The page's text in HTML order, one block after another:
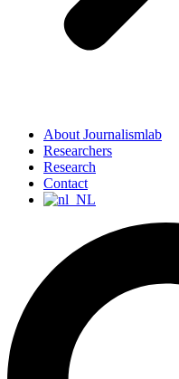
About Journalismlab
Researchers
Research
Contact